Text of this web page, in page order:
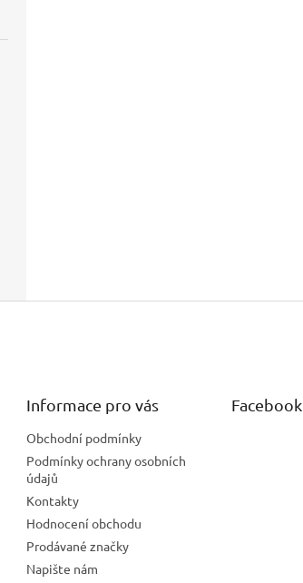
Informace pro vás
Obchodní podmínky
Podmínky ochrany osobních
údajů
Kontakty
Hodnocení obchodu
Prodávané značky
Napište nám
Facebook